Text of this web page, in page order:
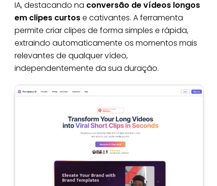
IA, destacando na conversão de vídeos longos
em clipes curtose cativantes. A ferramenta
permite criar clipes de forma simples e rápida,
extraindo automaticamente os momentos mais
relevantes de qualquer vídeo,
independentemente da sua duração.